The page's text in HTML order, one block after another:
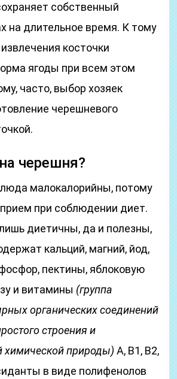
собственный
на длительное время. К тому
косточки
ягоды при всем этом
часто, выбор хозяек
черешневого
черешня?
малокалорийны, потому
при соблюдении диет.
диетичны, да и полезны,
кальций, магний, йод,
пектины, яблоковую
и витамины (группа
органических соединений
строения и
химической природы) A, B1, B2,
в виде полифенолов